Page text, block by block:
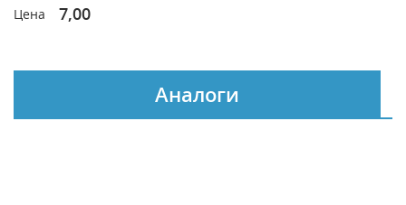
Цена 7,00
Аналоги